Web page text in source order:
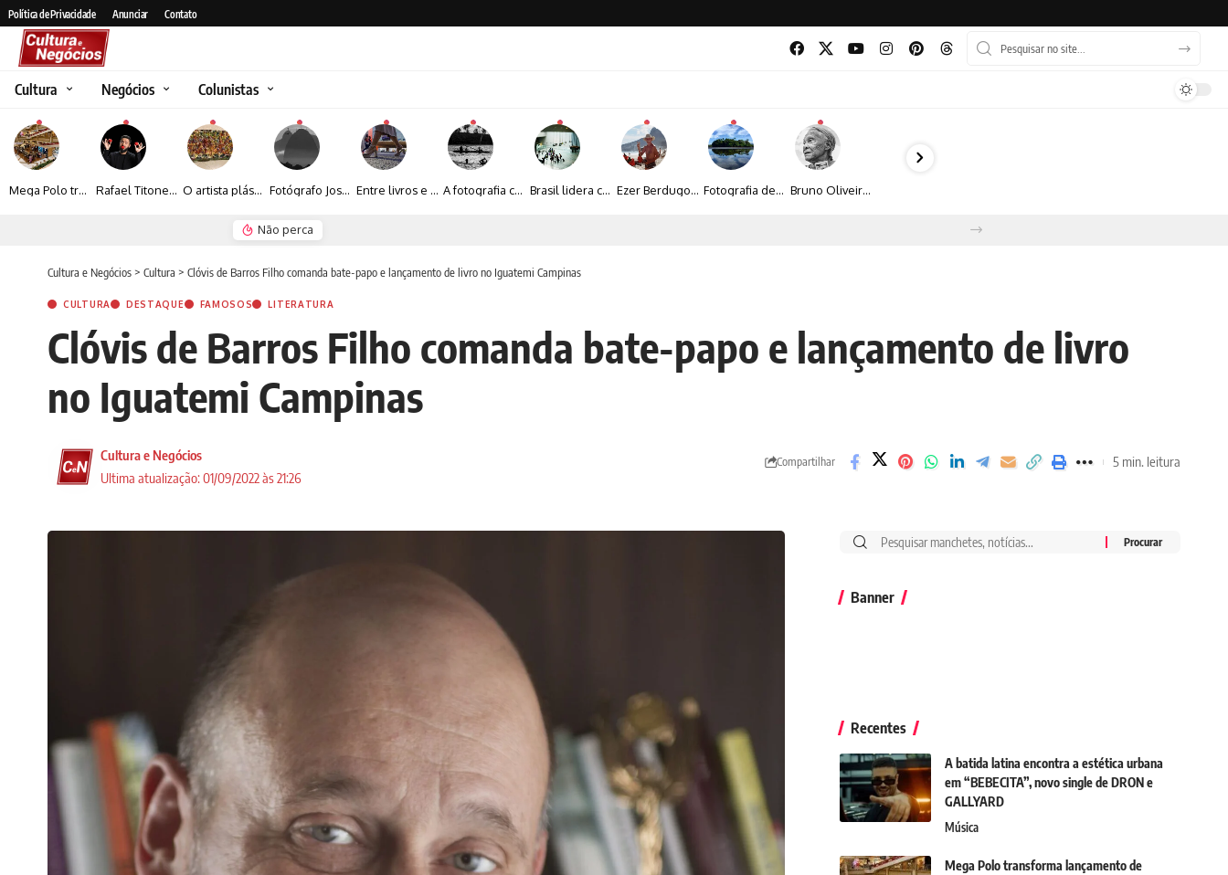
Política de Privacidade Anunciar Contato
Cultura Negócios Colunistas
Mega Polo transforma lançamento de coleção em plataforma nacional de negócios e projeta crescimento de mais de 15% Rafael Titonelly leva magia e acolhimento a crianças em tratamento oncológico em Juiz de Fora O artista plástico Jorge Luiz transforma sustentabilidade e criatividade em arte contemporânea Fotógrafo José Roberto apresenta um olhar sensível sobre arquitetura, formas e luz na fotografia Entre livros e fotografia autoral, Sebastião Reis consolida uma trajetória marcada pelo olhar artístico A fotografia contemporânea de Cynthia Feyh Jappur entre luz, movimento e arte Brasil lidera crescimento entre os 15 maiores mercados globais de viagens corporativas Ezer Berdugo transforma experiências multiculturais e memórias em narrativas visuais por meio da fotografia Fotografia de Fátima Carlini transforma paisagens naturais em experiências de contemplação Bruno Oliveira retrata o cotidiano urbano por meio da fotografia em preto e branco
Não perca
Cultura e Negócios > Cultura > Clóvis de Barros Filho comanda bate-papo e lançamento de livro no Iguatemi Campinas
CULTURA DESTAQUE FAMOSOS LITERATURA
Clóvis de Barros Filho comanda bate-papo e lançamento de livro
no Iguatemi Campinas
Ultima atualização: 01/09/2022 às 21:26
Cultura e Negócios Compartilhar 5 min. leitura
Banner
Recentes
A batida latina encontra a estética urbana
em “BEBECITA”, novo single de DRON e
GALLYARD
Música
Mega Polo transforma lançamento de